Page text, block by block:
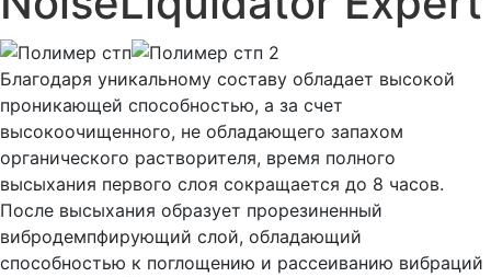
Благодаря уникальному составу обладает высокой
проникающей способностью, а за счет
высокоочищенного, не обладающего запахом
органического растворителя, время полного
высыхания первого слоя сокращается до 8 часов.
После высыхания образует прорезиненный
вибродемпфирующий слой, обладающий
способностью к поглощению и рассеиванию вибраций